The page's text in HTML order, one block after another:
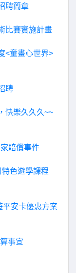
聘簡章
比賽實施計畫
<童畫心世界>
聘
快樂久久久~~
賠償事件
色遊學課程
平安卡優惠方案
事宜